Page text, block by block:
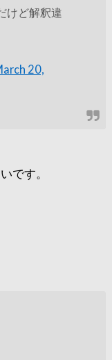
けど解釈違
20,
です。